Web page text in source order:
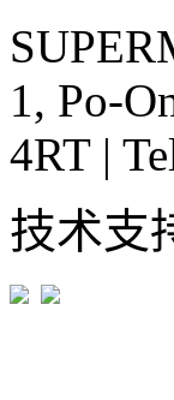
1, Po-
4RT |
技术支